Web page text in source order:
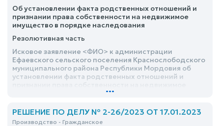
Об установлении факта родственных отношений и
признании права собственности на недвижимое
имущество в порядке наследования
Резолютивная часть
Исковое заявление <ФИО> к администрации
Ефаевского сельского поселения Краснослободского
муниципального района Республики Мордовия об
установлении факта родственных отношений и
имущество в порядке наследования удовлетворить
...
РЕШЕНИЕ ПО ДЕЛУ № 2-26/2023 ОТ 17.01.2023
Производство - Гражданское